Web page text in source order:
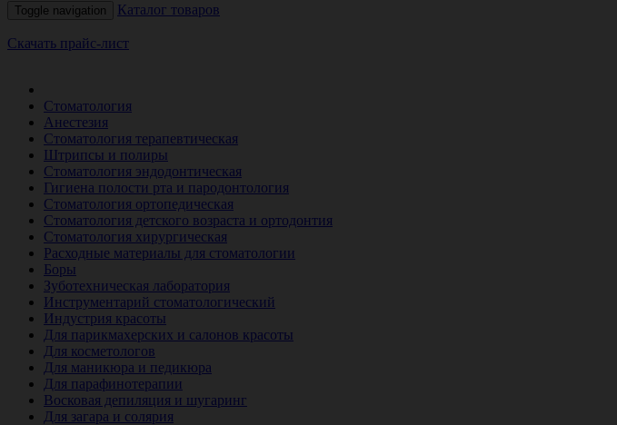
Toggle navigation Каталог товаров
Скачать прайс-лист
Стоматология
Анестезия
Стоматология терапевтическая
Штрипсы и полиры
Стоматология эндодонтическая
Гигиена полости рта и пародонтология
Стоматология ортопедическая
Стоматология детского возраста и ортодонтия
Стоматология хирургическая
Расходные материалы для стоматологии
Боры
Зуботехническая лаборатория
Инструментарий стоматологический
Индустрия красоты
Для парикмахерских и салонов красоты
Для косметологов
Для маникюра и педикюра
Для парафинотерапии
Восковая депиляция и шугаринг
Для загара и солярия